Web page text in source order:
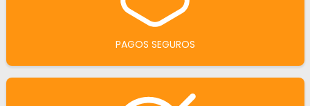
PAGOS SEGUROS